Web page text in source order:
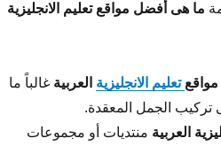
ما هى أفضل مواقع تعليم الانجليزية
تعليم الانجليزية العربية غالباً ما
الجمل المعقدة.
العربية منتديات أو مجموعات